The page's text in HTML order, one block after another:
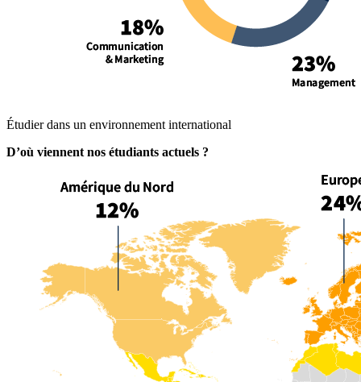
Étudier dans un environnement international
D’où viennent nos étudiants actuels ?